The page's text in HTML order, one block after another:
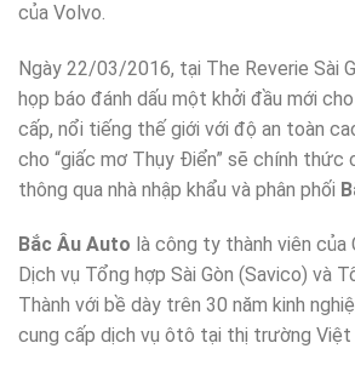
của Volvo.
Ngày 22/03/2016, tại The Reverie Sài
họp báo đánh dấu một khởi đầu mới cho
cấp, nổi tiếng thế giới với độ an toàn
cho “giấc mơ Thụy Điển” sẽ chính
thông qua nhà nhập khẩu và phân phối
Bắc Âu Auto là công ty thành viên của
Dịch vụ Tổng hợp Sài Gòn (Savico) và
Thành với bề dày trên 30 năm kinh
cung cấp dịch vụ ôtô tại thị trường Việt